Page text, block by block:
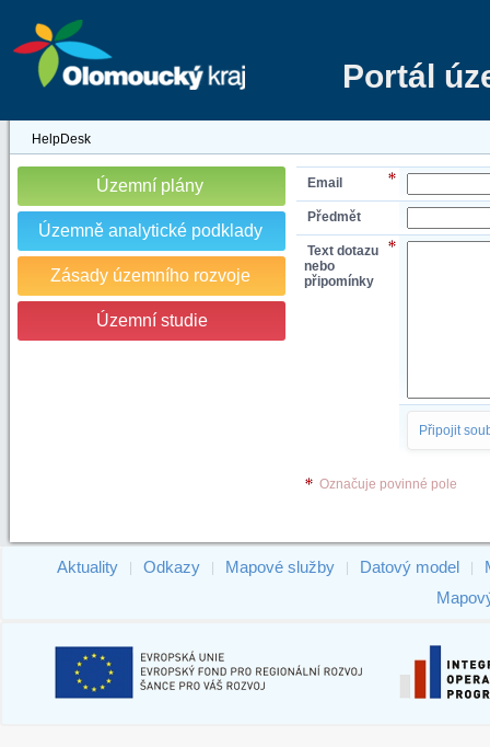
Portál
HelpDesk
Územní plány
Územně analytické podklady
Zásady územního rozvoje
Územní studie
Email
Předmět
Text dotazu
nebo
připomínky
Připojit
Označuje povinné pole
Aktuality Odkazy Mapové služby Datový model